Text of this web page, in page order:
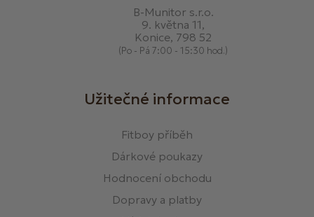
B-Munitor s.r.o.
9. května 11,
Konice, 798 52
(Po - Pá 7:00 - 15:30 hod.)
Užitečné informace
Fitboy příběh
Dárkové poukazy
Hodnocení obchodu
Dopravy a platby